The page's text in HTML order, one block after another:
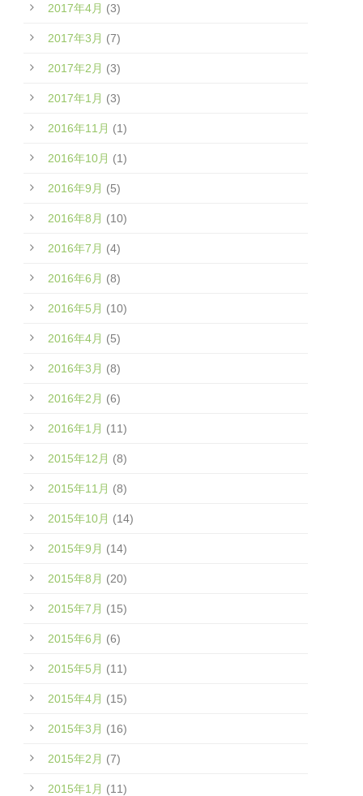
2017年4月 (3)
2017年3月 (7)
2017年2月 (3)
2017年1月 (3)
2016年11月 (1)
2016年10月 (1)
2016年9月 (5)
2016年8月 (10)
2016年7月 (4)
2016年6月 (8)
2016年5月 (10)
2016年4月 (5)
2016年3月 (8)
2016年2月 (6)
2016年1月 (11)
2015年12月 (8)
2015年11月 (8)
2015年10月 (14)
2015年9月 (14)
2015年8月 (20)
2015年7月 (15)
2015年6月 (6)
2015年5月 (11)
2015年4月 (15)
2015年3月 (16)
2015年2月 (7)
2015年1月 (11)